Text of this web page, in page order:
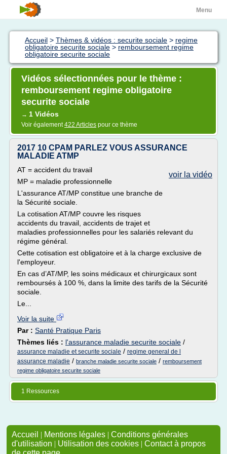
Menu
Accueil > Thèmes & vidéos : securite sociale > regime
obligatoire securite sociale > remboursement regime
obligatoire securite sociale
Vidéos sélectionnées pour le thème :
remboursement regime obligatoire
securite sociale
→ 1 Vidéos
Voir également422 Articles pour ce thème
2017 10 CPAM PARLEZ VOUS ASSURANCE
MALADIE ATMP
voir la vidéo
AT = accident du travail
MP = maladie professionnelle
L'assurance AT/MP constitue une branche de
la Sécurité sociale.
La cotisation AT/MP couvre les risques
accidents du travail, accidents de trajet et
maladies professionnelles pour les salariés relevant du
régime général.
Cette cotisation est obligatoire et à la charge exclusive de
l'employeur.
En cas d’AT/MP, les soins médicaux et chirurgicaux sont
remboursés à 100 %, dans la limite des tarifs de la Sécurité
sociale.
Le...
Voir la suite
Par : Santé Pratique Paris
Thèmes liés : l'assurance maladie securite sociale /
assurance maladie et securite sociale / regime general de l
assurance maladie / branche maladie securite sociale / remboursement
regime obligatoire securite sociale
1 Ressources
Accueil | Mentions légales | Conditions générales
d'utilisation | Utilisation des cookies | Contact à propos